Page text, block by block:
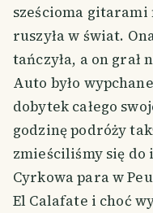
sześcioma gitarami
ruszyła w świat.
tańczyła, a on grał
Auto było
dobytek całego
godzinę podróży
zmieściliśmy się do
Cyrkowa para w
El Calafate i choć